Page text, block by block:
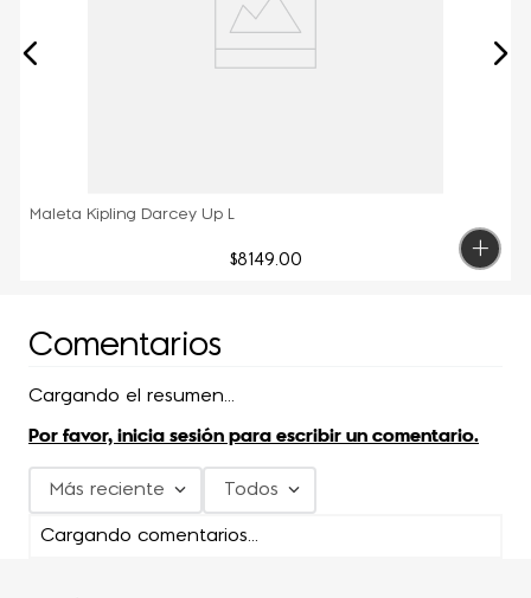
Maleta Kipling Darcey Up L
$8149.00
Comentarios
Cargando el resumen…
Por favor, inicia sesión para escribir un comentario.
Más reciente Todos
Cargando comentarios…